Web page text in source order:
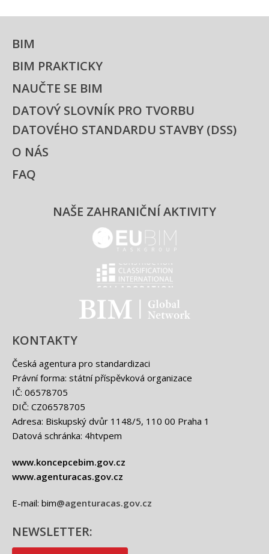
KONTAKTY
Česká agentura pro standardizaci
Právní forma: státní příspěvková organizace
IČ: 06578705
DIČ: CZ06578705
Adresa: Biskupský dvůr 1148/5, 110 00 Praha 1
Datová schránka: 4htvpem
www.koncepcebim.gov.cz
www.agenturacas.gov.cz
E-mail: bim@agenturacas.gov.cz
NEWSLETTER:
BIM
BIM PRAKTICKY
NAUČTE SE BIM
DATOVÝ SLOVNÍK PRO TVORBU
DATOVÉHO STANDARDU STAVBY (DSS)
O NÁS
FAQ
NAŠE ZAHRANIČNÍ AKTIVITY
EUBIM - logo
Classification international -
BIM - logo